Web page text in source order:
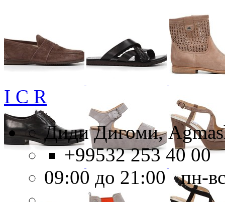
I C R
Диди Дигоми,
+99532 253 40 00
09:00 до 21:00 пн-